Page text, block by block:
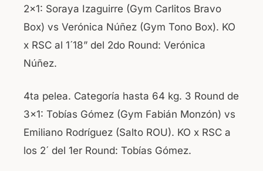
2×1: Soraya Izaguirre (Gym Carlitos Bravo
Box) vs Verónica Núñez (Gym Tono Box). KO
x RSC al 1´18” del 2do Round: Verónica
Núñez.
4ta pelea. Categoría hasta 64 kg. 3 Round de
3×1: Tobías Gómez (Gym Fabián Monzón) vs
Emiliano Rodríguez (Salto ROU). KO x RSC a
los 2´ del 1er Round: Tobías Gómez.